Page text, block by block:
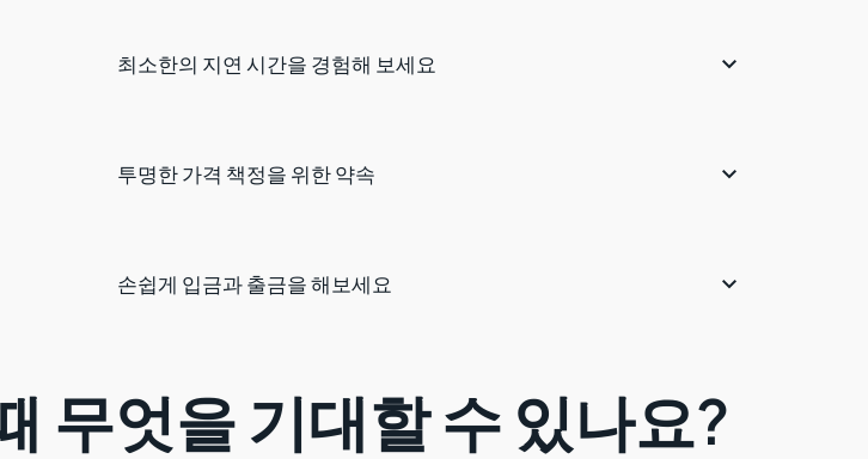
최소한의 지연 시간을 경험해 보세요 
투명한 가격 책정을 위한 약속 
손쉽게 입금과 출금을 해보세요 
무엇을 기대할 수 있나요?